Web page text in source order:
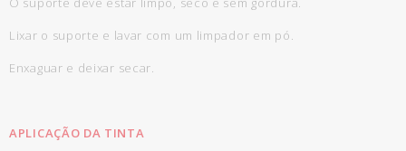
Lixar o suporte e lavar com um limpador em pó.
Enxaguar e deixar secar.
APLICAÇÃO DA TINTA